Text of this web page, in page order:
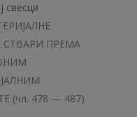
свесци
СТВАРИ ПРЕМА
(чл. 478 — 487)